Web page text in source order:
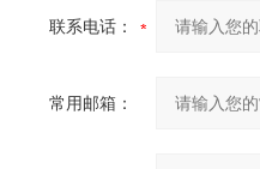
联系电话：
常用邮箱：